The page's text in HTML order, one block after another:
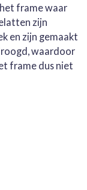
frame waar
zijn
en zijn gemaakt
waardoor
frame dus niet